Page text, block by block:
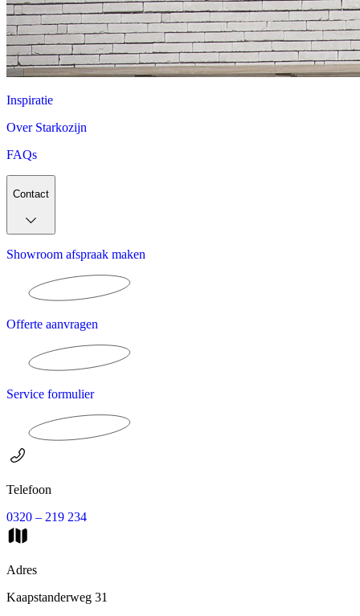
Inspiratie
Over Starkozijn
FAQs
Contact
Showroom afspraak maken
Offerte aanvragen
Service formulier
Telefoon
0320 – 219 234
Adres
Kaapstanderweg 31